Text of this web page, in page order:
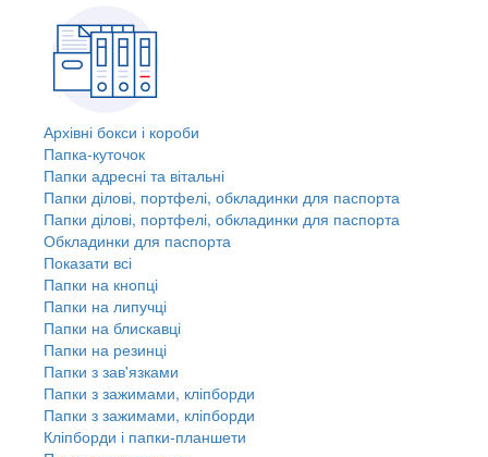
Архівні бокси і короби
Папка-куточок
Папки адресні та вітальні
Папки ділові, портфелі, обкладинки для паспорта
Папки ділові, портфелі, обкладинки для паспорта
Обкладинки для паспорта
Показати всі
Папки на кнопці
Папки на липучці
Папки на блискавці
Папки на резинці
Папки з зав'язками
Папки з зажимами, кліпборди
Папки з зажимами, кліпборди
Кліпборди і папки-планшети